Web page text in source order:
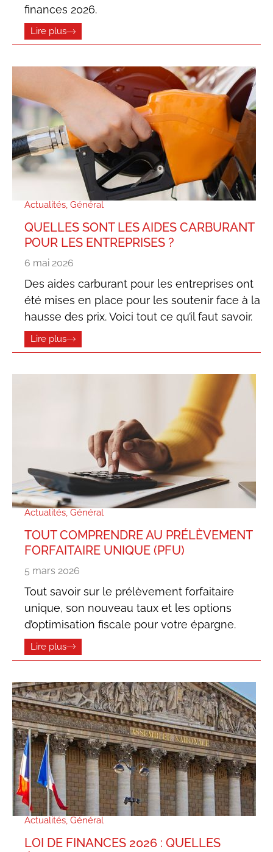
finances 2026.
Lire plus
Actualités,Général
QUELLES SONT LES AIDES CARBURANT
POUR LES ENTREPRISES ?
6 mai 2026
Des aides carburant pour les entreprises ont
été mises en place pour les soutenir face à la
hausse des prix. Voici tout ce qu’il faut savoir.
Lire plus
Actualités,Général
TOUT COMPRENDRE AU PRÉLÈVEMENT
FORFAITAIRE UNIQUE (PFU)
5 mars 2026
Tout savoir sur le prélèvement forfaitaire
unique, son nouveau taux et les options
d’optimisation fiscale pour votre épargne.
Lire plus
Actualités,Général
LOI DE FINANCES 2026 : QUELLES